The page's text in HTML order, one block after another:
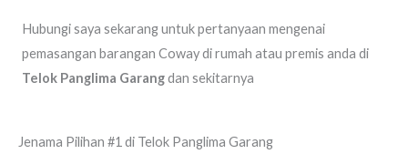
Hubungi saya sekarang untuk pertanyaan mengenai
pemasangan barangan Coway di rumah atau premis anda di
Telok Panglima Garangdan sekitarnya
Jenama Pilihan #1 di Telok Panglima Garang